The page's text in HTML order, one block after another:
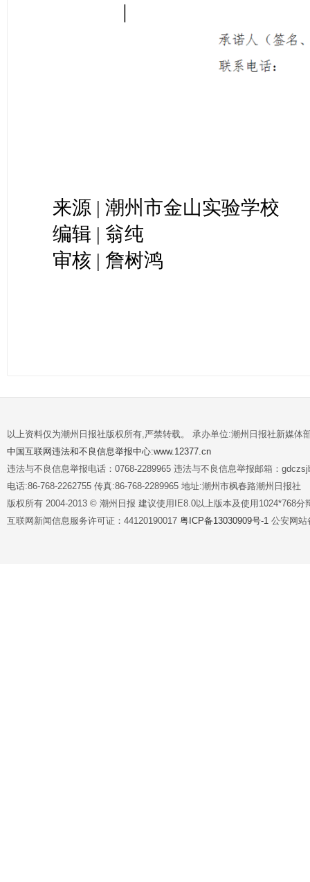
来源 | 潮州市金山实验学校
编辑 | 翁纯
审核 | 詹树鸿
以上资料仅为潮州日报社版权所有,严禁转载。 承办单位:潮州日报社新媒体
中国互联网违法和不良信息举报中心:www.12377.cn
违法与不良信息举报电话：0768-2289965 违法与不良信息举报邮箱：
电话:86-768-2262755 传真:86-768-2289965 地址:潮州市枫春路潮州日报社
版权所有 2004-2013 © 潮州日报 建议使用IE8.0以上版本及使用1024*768分
互联网新闻信息服务许可证：44120190017 粤ICP备13030909号-1 公安网站